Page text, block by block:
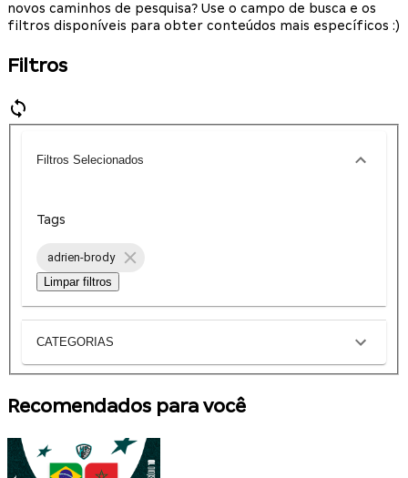
novos caminhos de pesquisa? Use o campo de busca e os
filtros disponíveis para obter conteúdos mais específicos :)
Filtros
Filtros Selecionados
Tags
adrien-brody
Limpar filtros
CATEGORIAS
Recomendados para você